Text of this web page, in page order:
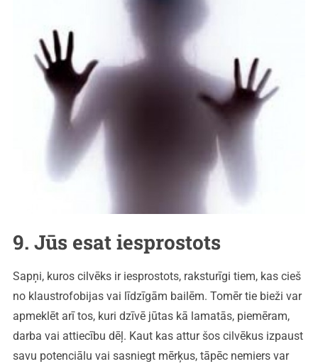
9. Jūs esat iesprostots
Sapņi, kuros cilvēks ir iesprostots, raksturīgi tiem, kas cieš
no klaustrofobijas vai līdzīgām bailēm. Tomēr tie bieži var
apmeklēt arī tos, kuri dzīvē jūtas kā lamatās, piemēram,
darba vai attiecību dēļ. Kaut kas attur šos cilvēkus izpaust
savu potenciālu vai sasniegt mērķus, tāpēc nemiers var